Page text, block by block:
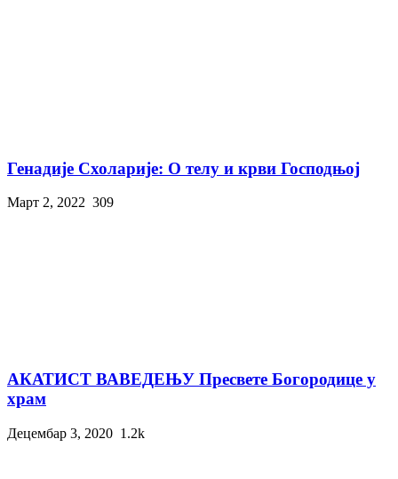
Генадије Схоларије: О телу и крви Господњој
Март 2, 2022 309
АКАТИСТ ВАВЕДЕЊУ Пресвете Богородице у
храм
Децембар 3, 2020 1.2k